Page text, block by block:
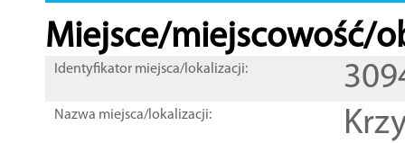
Miejsce/miejscowość/
Identyfikator miejsca/lokalizacji:
Nazwa miejsca/lokalizacji: